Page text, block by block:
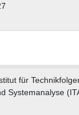
für
Systemanalyse